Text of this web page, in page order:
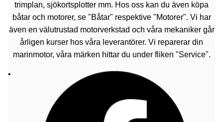
trimplan, sjökortsplotter mm. Hos oss kan du även köpa
båtar och motorer, se "Båtar" respektive "Motorer". Vi har
även en välutrustad motorverkstad och våra mekaniker går
årligen kurser hos våra leverantörer. Vi reparerar din
marinmotor, våra märken hittar du under fliken "Service".